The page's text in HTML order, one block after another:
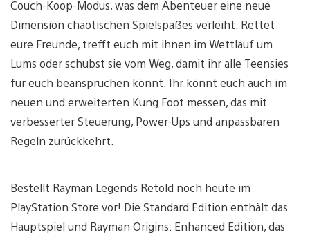
Couch-Koop-Modus, was dem Abenteuer eine neue
Dimension chaotischen Spielspaßes verleiht. Rettet
eure Freunde, trefft euch mit ihnen im Wettlauf um
Lums oder schubst sie vom Weg, damit ihr alle Teensies
für euch beanspruchen könnt. Ihr könnt euch auch im
neuen und erweiterten Kung Foot messen, das mit
verbesserter Steuerung, Power-Ups und anpassbaren
Regeln zurückkehrt.
Bestellt Rayman Legends Retold noch heute im
PlayStation Store vor! Die Standard Edition enthält das
Hauptspiel und Rayman Origins: Enhanced Edition, das